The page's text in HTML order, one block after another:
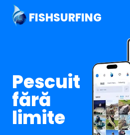
FISHSURFING
Pescuit
fără
limite